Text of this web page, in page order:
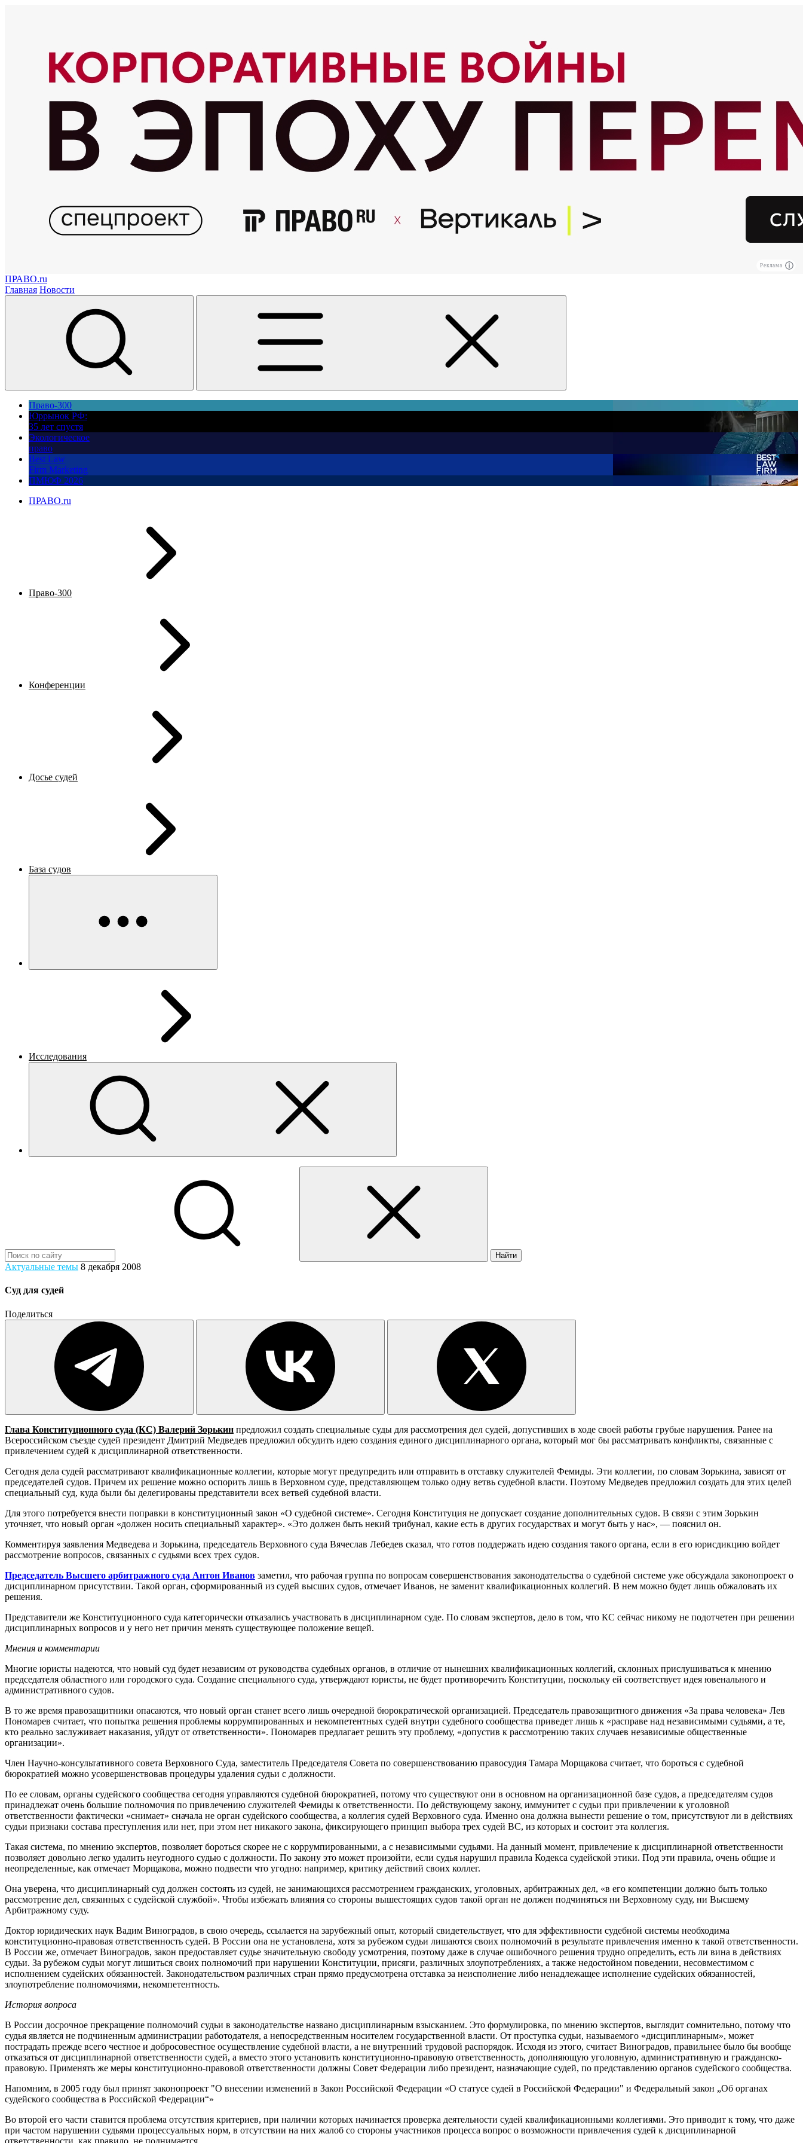
Реклама
ПРАВО.ru
Главная Новости
Право-300
Юррынок РФ:
35 лет спустя
Экологическое
право
Best Law
Firm Marketing
ПМЮФ 2026
ПРАВО.ru
Право-300
Конференции
Досье судей
База судов
Исследования
Найти
Актуальные темы 8 декабря 2008
Суд для судей
Поделиться
Глава Конституционного суда (КС) Валерий Зорькин предложил создать специальные суды для рассмотрения дел судей, допустивших в ходе своей работы грубые нарушения. Ранее на
Всероссийском съезде судей президент Дмитрий Медведев предложил обсудить идею создания единого дисциплинарного органа, который мог бы рассматривать конфликты, связанные с
привлечением судей к дисциплинарной ответственности.
Сегодня дела судей рассматривают квалификационные коллегии, которые могут предупредить или отправить в отставку служителей Фемиды. Эти коллегии, по словам Зорькина, зависят от
председателей судов. Причем их решение можно оспорить лишь в Верховном суде, представляющем только одну ветвь судебной власти. Поэтому Медведев предложил создать для этих целей
специальный суд, куда были бы делегированы представители всех ветвей судебной власти.
Для этого потребуется внести поправки в конституционный закон «О судебной системе». Сегодня Конституция не допускает создание дополнительных судов. В связи с этим Зорькин
уточняет, что новый орган «должен носить специальный характер». «Это должен быть некий трибунал, какие есть в других государствах и могут быть у нас», — пояснил он.
Комментируя заявления Медведева и Зорькина, председатель Верховного суда Вячеслав Лебедев сказал, что готов поддержать идею создания такого органа, если в его юрисдикцию войдет
рассмотрение вопросов, связанных с судьями всех трех судов.
Председатель Высшего арбитражного суда Антон Иванов заметил, что рабочая группа по вопросам совершенствования законодательства о судебной системе уже обсуждала законопроект о
дисциплинарном присутствии. Такой орган, сформированный из судей высших судов, отмечает Иванов, не заменит квалификационных коллегий. В нем можно будет лишь обжаловать их
решения.
Представители же Конституционного суда категорически отказались участвовать в дисциплинарном суде. По словам экспертов, дело в том, что КС сейчас никому не подотчетен при решении
дисциплинарных вопросов и у него нет причин менять существующее положение вещей.
Мнения и комментарии
Многие юристы надеются, что новый суд будет независим от руководства судебных органов, в отличие от нынешних квалификационных коллегий, склонных прислушиваться к мнению
председателя областного или городского суда. Создание специального суда, утверждают юристы, не будет противоречить Конституции, поскольку ей соответствует идея ювенального и
административного судов.
В то же время правозащитники опасаются, что новый орган станет всего лишь очередной бюрократической организацией. Председатель правозащитного движения «За права человека» Лев
Пономарев считает, что попытка решения проблемы коррумпированных и некомпетентных судей внутри судебного сообщества приведет лишь к «расправе над независимыми судьями, а те,
кто реально заслуживает наказания, уйдут от ответственности». Пономарев предлагает решить эту проблему, «допустив к рассмотрению таких случаев независимые общественные
организации».
Член Научно-консультативного совета Верховного Суда, заместитель Председателя Совета по совершенствованию правосудия Тамара Морщакова считает, что бороться с судебной
бюрократией можно усовершенствовав процедуры удаления судьи с должности.
По ее словам, органы судейского сообщества сегодня управляются судебной бюрократией, потому что существуют они в основном на организационной базе судов, а председателям судов
принадлежат очень большие полномочия по привлечению служителей Фемиды к ответственности. По действующему закону, иммунитет с судьи при привлечении к уголовной
ответственности фактически «снимает» сначала не орган судейского сообщества, а коллегия судей Верховного суда. Именно она должна вынести решение о том, присутствуют ли в действиях
судьи признаки состава преступления или нет, при этом нет никакого закона, фиксирующего принцип выбора трех судей ВС, из которых и состоит эта коллегия.
Такая система, по мнению экспертов, позволяет бороться скорее не с коррумпированными, а с независимыми судьями. На данный момент, привлечение к дисциплинарной ответственности
позволяет довольно легко удалить неугодного судью с должности. По закону это может произойти, если судья нарушил правила Кодекса судейской этики. Под эти правила, очень общие и
неопределенные, как отмечает Морщакова, можно подвести что угодно: например, критику действий своих коллег.
Она уверена, что дисциплинарный суд должен состоять из судей, не занимающихся рассмотрением гражданских, уголовных, арбитражных дел, «в его компетенции должно быть только
рассмотрение дел, связанных с судейской службой». Чтобы избежать влияния со стороны вышестоящих судов такой орган не должен подчиняться ни Верховному суду, ни Высшему
Арбитражному суду.
Доктор юридических наук Вадим Виноградов, в свою очередь, ссылается на зарубежный опыт, который свидетельствует, что для эффективности судебной системы необходима
конституционно-правовая ответственность судей. В России она не установлена, хотя за рубежом судьи лишаются своих полномочий в результате привлечения именно к такой ответственности.
В России же, отмечает Виноградов, закон предоставляет судье значительную свободу усмотрения, поэтому даже в случае ошибочного решения трудно определить, есть ли вина в действиях
судьи. За рубежом судьи могут лишиться своих полномочий при нарушении Конституции, присяги, различных злоупотреблениях, а также недостойном поведении, несовместимом с
исполнением судейских обязанностей. Законодательством различных стран прямо предусмотрена отставка за неисполнение либо ненадлежащее исполнение судейских обязанностей,
злоупотребление полномочиями, некомпетентность.
История вопроса
В России досрочное прекращение полномочий судьи в законодательстве названо дисциплинарным взысканием. Это формулировка, по мнению экспертов, выглядит сомнительно, потому что
судья является не подчиненным администрации работодателя, а непосредственным носителем государственной власти. От проступка судьи, называемого «дисциплинарным», может
пострадать прежде всего честное и добросовестное осуществление судебной власти, а не внутренний трудовой распорядок. Исходя из этого, считает Виноградов, правильнее было бы вообще
отказаться от дисциплинарной ответственности судей, а вместо этого установить конституционно-правовую ответственность, дополняющую уголовную, административную и гражданско-
правовую. Применять же меры конституционно-правовой ответственности должны Совет Федерации либо президент, назначающие судей, по представлению органов судейского сообщества.
Напомним, в 2005 году был принят законопроект "О внесении изменений в Закон Российской Федерации «О статусе судей в Российской Федерации" и Федеральный закон „Об органах
судейского сообщества в Российской Федерации“»
Во второй его части ставится проблема отсутствия критериев, при наличии которых начинается проверка деятельности судей квалификационными коллегиями. Это приводит к тому, что даже
при частом нарушении судьями процессуальных норм, в отсутствии на них жалоб со стороны участников процесса вопрос о возможности привлечения судей к дисциплинарной
ответственности, как правило, не поднимается.